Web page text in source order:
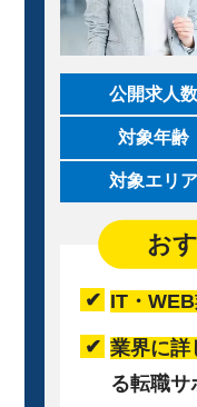
公開求人数
対象年齢
対象エリア
お
IT・
業界に詳
る転職サ